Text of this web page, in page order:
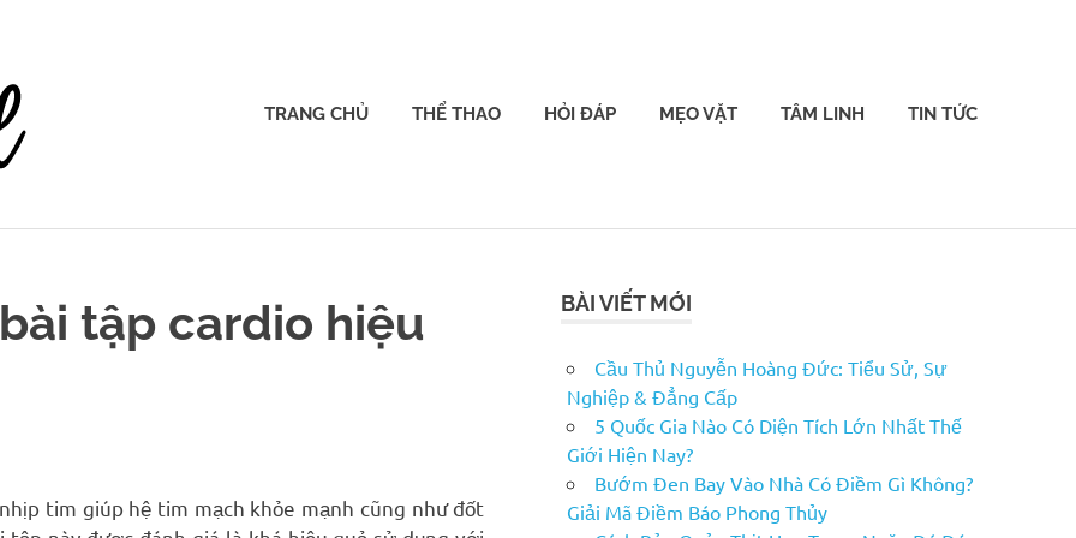
TRANG CHỦ THỂ THAO HỎI ĐÁP MẸO VẶT TÂM LINH TIN TỨC
tập cardio hiệu
tim giúp hệ tim mạch khỏe mạnh cũng như đốt
BÀI VIẾT MỚI
Cầu Thủ Nguyễn Hoàng Đức: Tiểu Sử, Sự
Nghiệp & Đẳng Cấp
5 Quốc Gia Nào Có Diện Tích Lớn Nhất Thế
Giới Hiện Nay?
Bướm Đen Bay Vào Nhà Có Điềm Gì Không?
Giải Mã Điềm Báo Phong Thủy